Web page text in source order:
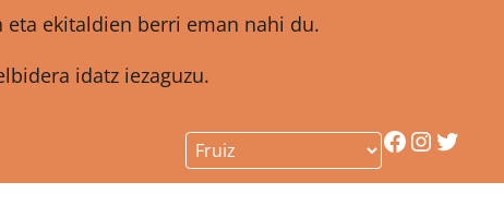
eta ekitaldien berri eman nahi du.
idatz iezaguzu.
Facebook